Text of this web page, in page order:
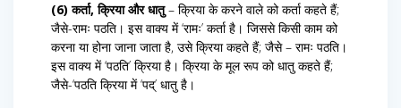
(6) कर्ता, क्रिया और धातु– क्रिया के करने वाले को कर्ता कहते हैं;
जैसे-रामः पठति। इस वाक्य में ‘रामः’ कर्ता है। जिससे किसी काम को
करना या होना जाना जाता है, उसे क्रिया कहते हैं; जैसे – रामः पठति।
इस वाक्य में ‘पठति’ क्रिया है। क्रिया के मूल रूप को धातु कहते हैं;
जैसे-‘पठति क्रिया में ‘पद्’ धातु है।